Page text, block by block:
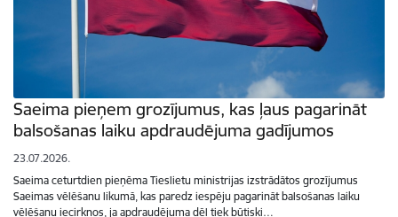
Saeima pieņem grozījumus, kas ļaus pagarināt
balsošanas laiku apdraudējuma gadījumos
23.07.2026.
Saeima ceturtdien pieņēma Tieslietu ministrijas izstrādātos grozījumus
Saeimas vēlēšanu likumā, kas paredz iespēju pagarināt balsošanas laiku
vēlēšanu iecirkņos, ja apdraudējuma dēļ tiek būtiski…